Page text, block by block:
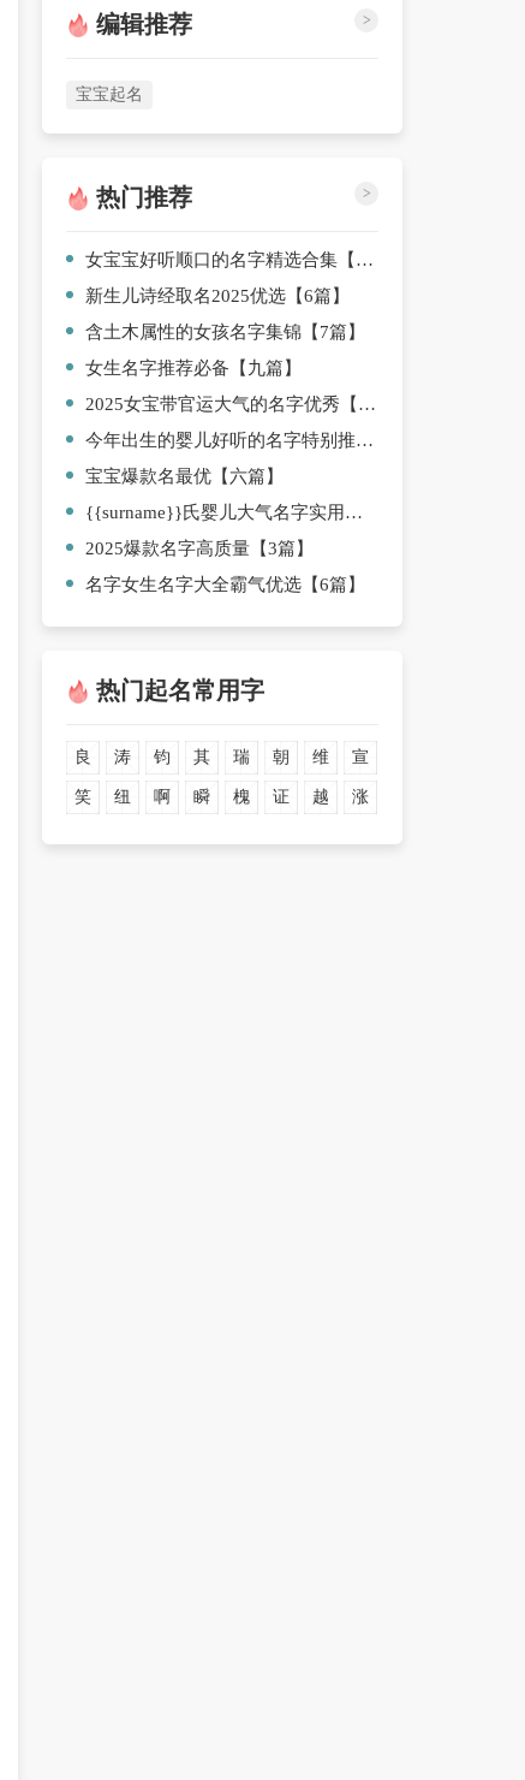
编辑推荐 >
宝宝起名
热门推荐 >
女宝宝好听顺口的名字精选合集【七篇】
新生儿诗经取名2025优选【6篇】
含土木属性的女孩名字集锦【7篇】
女生名字推荐必备【九篇】
2025女宝带官运大气的名字优秀【5篇】
今年出生的婴儿好听的名字特别推荐【10篇】
宝宝爆款名最优【六篇】
{{surname}}氏婴儿大气名字实用【5篇】
2025爆款名字高质量【3篇】
名字女生名字大全霸气优选【6篇】
热门起名常用字
良 涛 钧 其 瑞 朝 维 宣
笑 纽 啊 瞬 槐 证 越 涨